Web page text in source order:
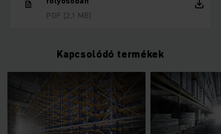
PDF (2,1 MB)
Kapcsolódó termékek